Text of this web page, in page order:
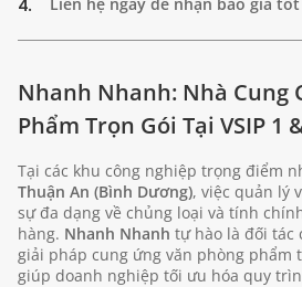
Liên hệ ngay để nhận báo giá
Nhanh Nhanh: Nhà Cung
Phẩm Trọn Gói Tại VSIP 1
Tại các khu công nghiệp trọng điểm
Thuận An (Bình Dương), việc quản lý
sự đa dạng về chủng loại và tính
hàng. Nhanh Nhanh tự hào là đối tác
giải pháp cung ứng văn phòng phẩm
giúp doanh nghiệp tối ưu hóa quy